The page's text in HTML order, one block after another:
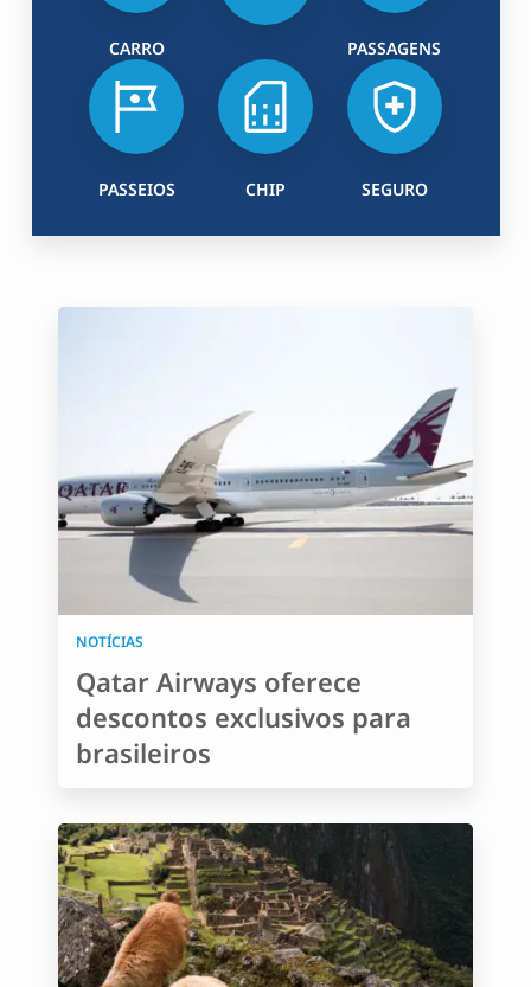
CARRO PASSAGENS
PASSEIOS CHIP SEGURO
NOTÍCIAS
Qatar Airways oferece
descontos exclusivos para
brasileiros